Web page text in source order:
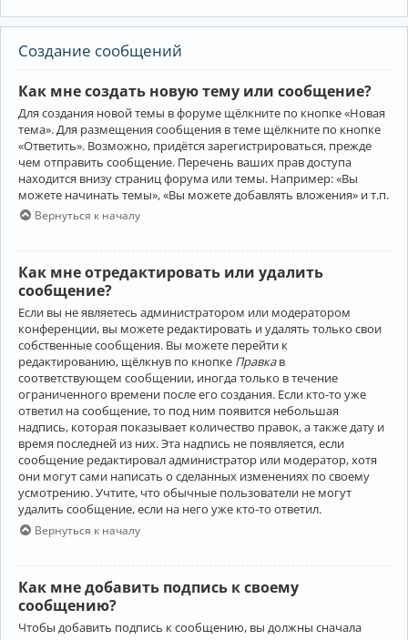
Создание сообщений
Как мне создать новую тему или сообщение?
Для создания новой темы в форуме щёлкните по кнопке «Новая
тема». Для размещения сообщения в теме щёлкните по кнопке
«Ответить». Возможно, придётся зарегистрироваться, прежде
чем отправить сообщение. Перечень ваших прав доступа
находится внизу страниц форума или темы. Например: «Вы
можете начинать темы», «Вы можете добавлять вложения» и т.п.
Вернуться к началу
Как мне отредактировать или удалить
сообщение?
Если вы не являетесь администратором или модератором
конференции, вы можете редактировать и удалять только свои
собственные сообщения. Вы можете перейти к
редактированию, щёлкнув по кнопке Правкав
соответствующем сообщении, иногда только в течение
ограниченного времени после его создания. Если кто-то уже
ответил на сообщение, то под ним появится небольшая
надпись, которая показывает количество правок, а также дату и
время последней из них. Эта надпись не появляется, если
сообщение редактировал администратор или модератор, хотя
они могут сами написать о сделанных изменениях по своему
усмотрению. Учтите, что обычные пользователи не могут
удалить сообщение, если на него уже кто-то ответил.
Вернуться к началу
Как мне добавить подпись к своему
сообщению?
Чтобы добавить подпись к сообщению, вы должны сначала